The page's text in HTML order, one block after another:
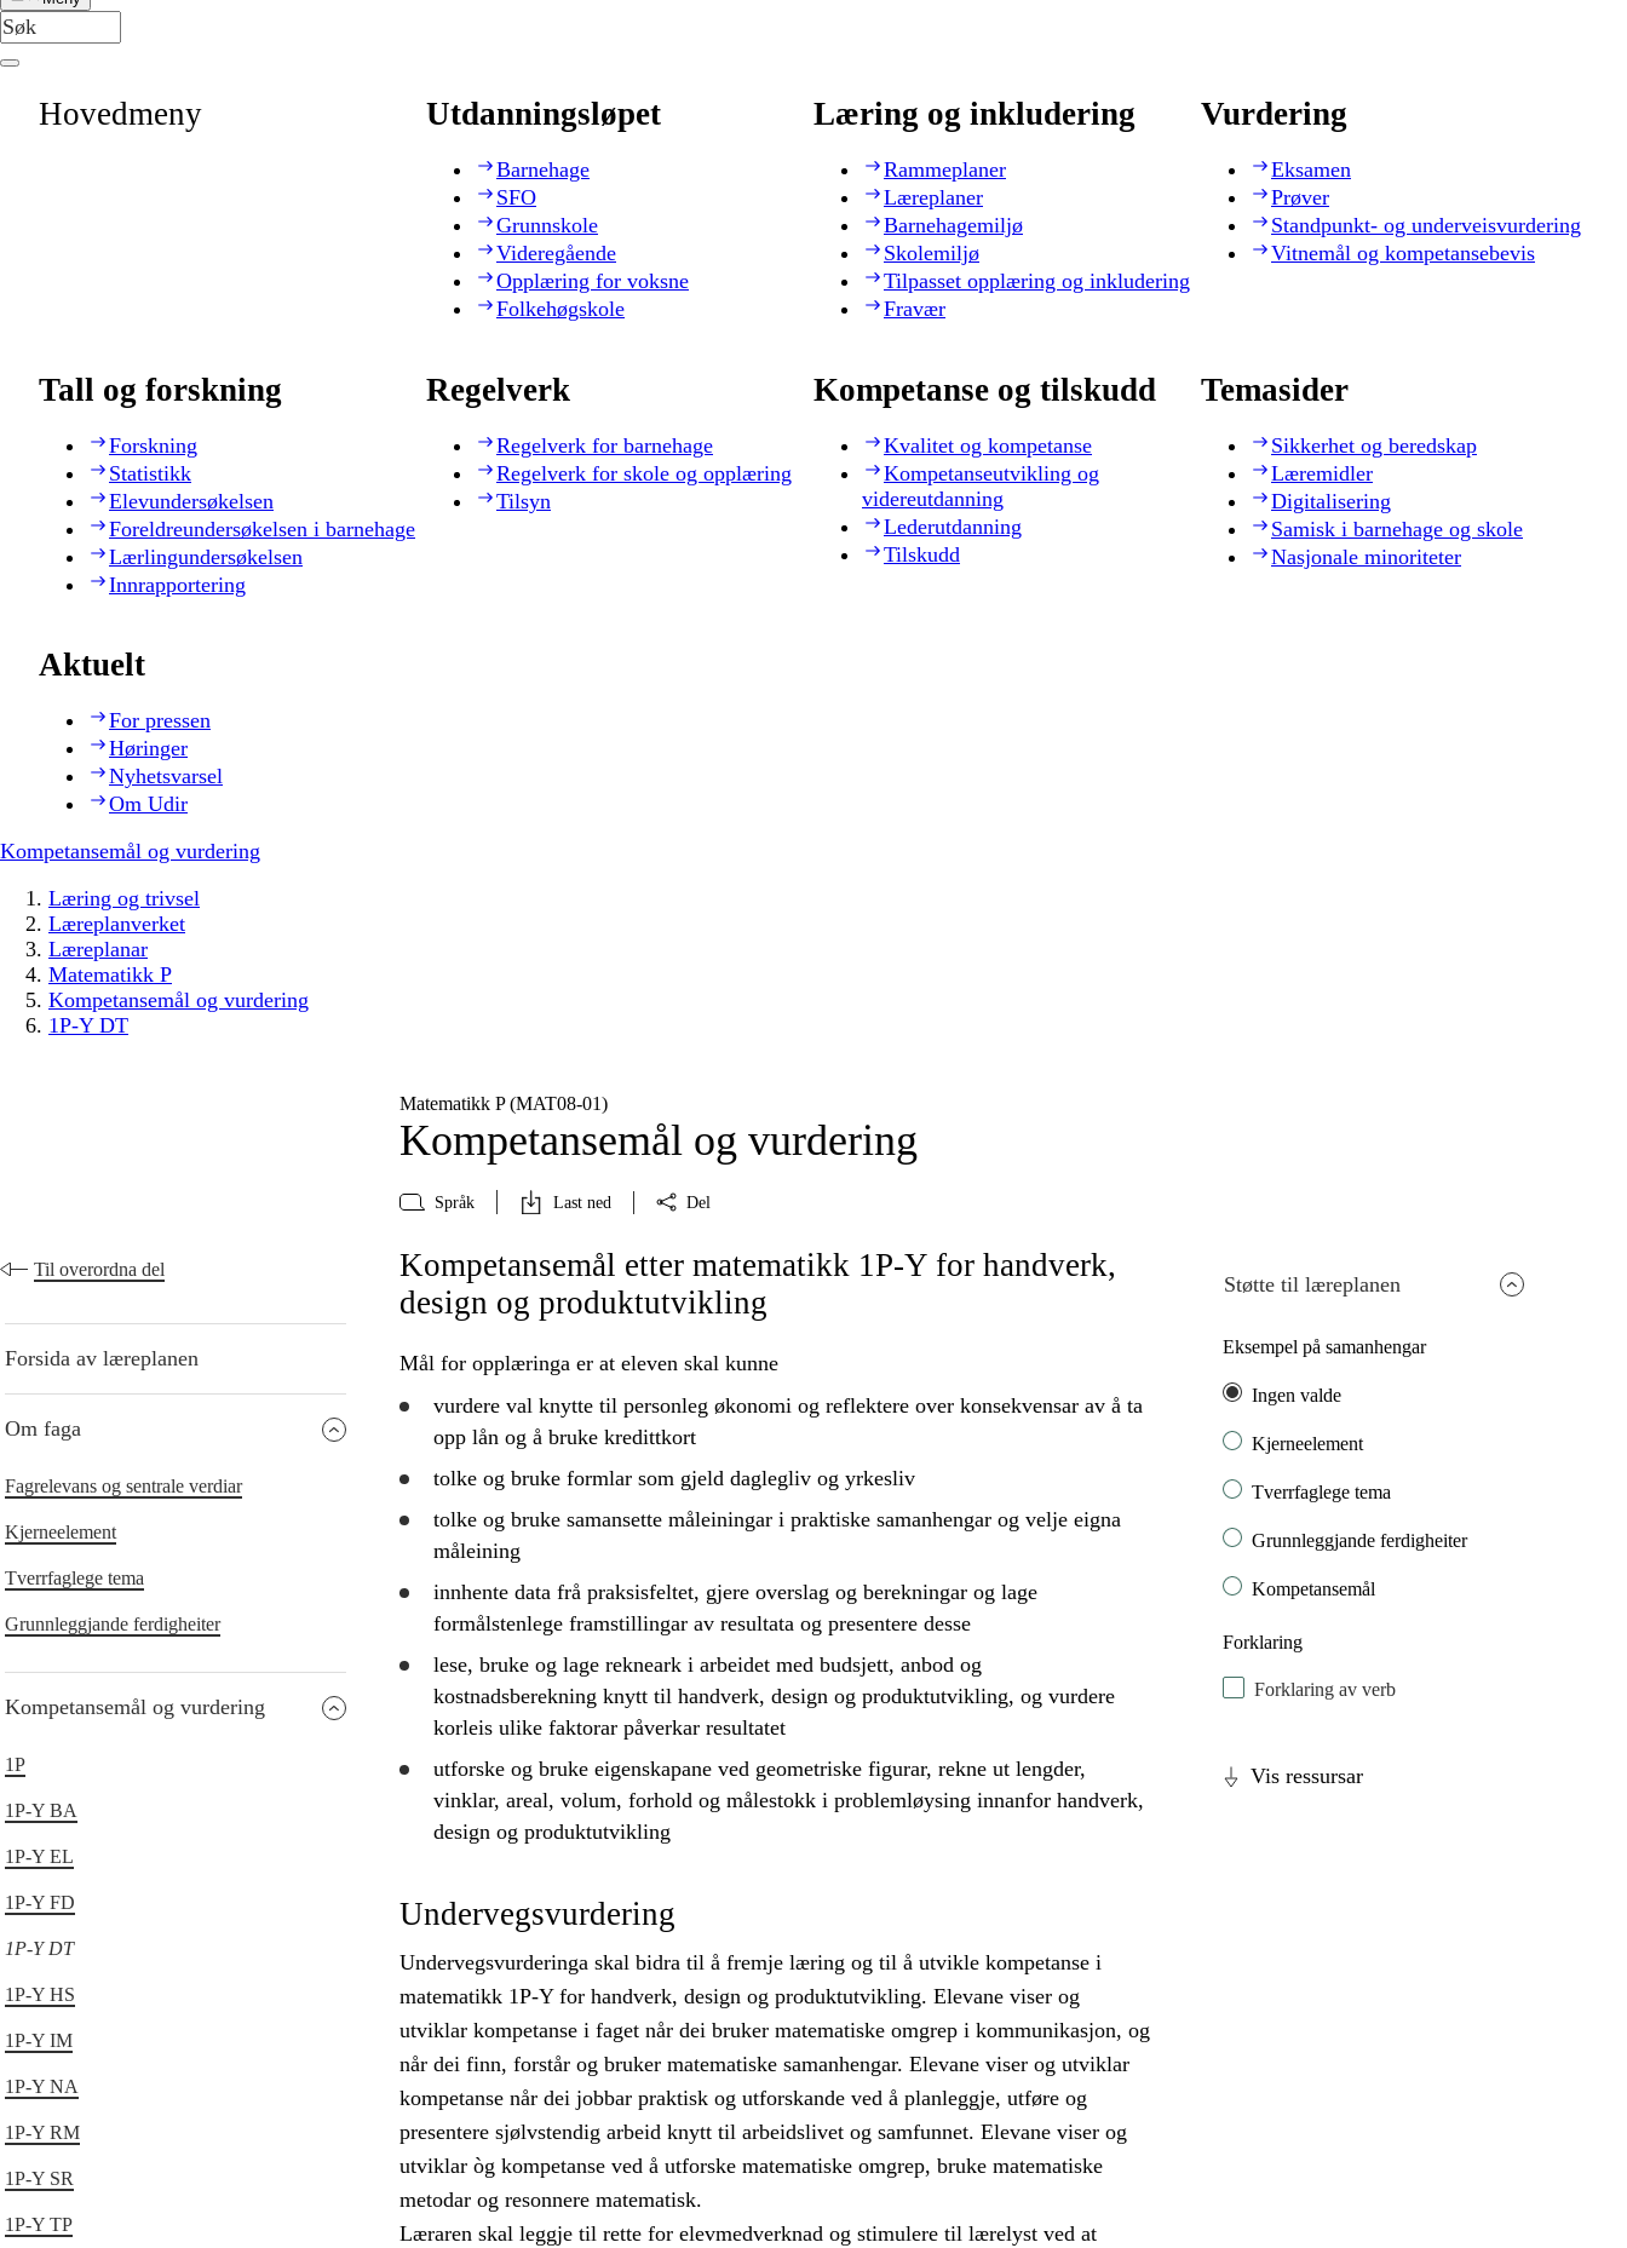
Hovedmeny Utdanningsløpet
Barnehage
SFO
Grunnskole
Videregående
Opplæring for voksne
Folkehøgskole
Læring og inkludering
Rammeplaner
Læreplaner
Barnehagemiljø
Skolemiljø
Tilpasset opplæring og inkludering
Fravær
Vurdering
Eksamen
Prøver
Standpunkt- og underveisvurdering
Vitnemål og kompetansebevis
Tall og forskning
Forskning
Statistikk
Elevundersøkelsen
Foreldreundersøkelsen i barnehage
Lærlingundersøkelsen
Innrapportering
Regelverk
Regelverk for barnehage
Regelverk for skole og opplæring
Tilsyn
Kompetanse og tilskudd
Kvalitet og kompetanse
Kompetanseutvikling og
videreutdanning
Lederutdanning
Tilskudd
Temasider
Sikkerhet og beredskap
Læremidler
Digitalisering
Samisk i barnehage og skole
Nasjonale minoriteter
Aktuelt
For pressen
Høringer
Nyhetsvarsel
Om Udir
Kompetansemål og vurdering
Læring og trivsel
Læreplanverket
Læreplanar
Matematikk P
Kompetansemål og vurdering
1P-Y DT
Matematikk P (MAT08‑01)
Kompetansemål og vurdering
Språk Last ned Del
Til overordna del
Forsida av læreplanen
Om faga
Fagrelevans og sentrale verdiar
Kjerneelement
Tverrfaglege tema
Grunnleggjande ferdigheiter
Kompetansemål og vurdering
1P
1P-Y BA
1P-Y EL
1P-Y FD
1P-Y DT
1P-Y HS
1P-Y IM
1P-Y NA
1P-Y RM
1P-Y SR
1P-Y TP
Støtte til læreplanen
Eksempel på samanhengar
Ingen valde
Kjerneelement
Tverrfaglege tema
Grunnleggjande ferdigheiter
Kompetansemål
Forklaring
Forklaring av verb
Vis ressursar
Kompetansemål etter matematikk 1P-Y for handverk,
design og produktutvikling
Mål for opplæringa er at eleven skal kunne
vurdereval knytte til personleg økonomi og reflektereover konsekvensar av å ta
opp lån og å brukekredittkort
tolkeog brukeformlar som gjeld daglegliv og yrkesliv
tolkeog brukesamansette måleiningar i praktiske samanhengar og velje eigna
måleining
innhente data frå praksisfeltet, gjere overslag og berekningar og lage
formålstenlege framstillingar av resultata og presenteredesse
lese, brukeog lage rekneark i arbeidet med budsjett, anbod og
kostnadsberekning knytt til handverk, design og produktutvikling, og vurdere
korleis ulike faktorar påverkar resultatet
utforskeog brukeeigenskapane ved geometriske figurar, rekne ut lengder,
vinklar, areal, volum, forhold og målestokk i problemløysing innanfor handverk,
design og produktutvikling
Undervegsvurdering
Undervegsvurderinga skal bidra til å fremje læring og til å utvikle kompetanse i
matematikk 1P-Y for handverk, design og produktutvikling. Elevane viser og
utviklar kompetanse i faget når dei bruker matematiske omgrep i kommunikasjon, og
når dei finn, forstår og bruker matematiske samanhengar. Elevane viser og utviklar
kompetanse når dei jobbar praktisk og utforskande ved å planleggje, utføre og
presentere sjølvstendig arbeid knytt til arbeidslivet og samfunnet. Elevane viser og
utviklar òg kompetanse ved å utforske matematiske omgrep, bruke matematiske
metodar og resonnere matematisk.
Læraren skal leggje til rette for elevmedverknad og stimulere til lærelyst ved at